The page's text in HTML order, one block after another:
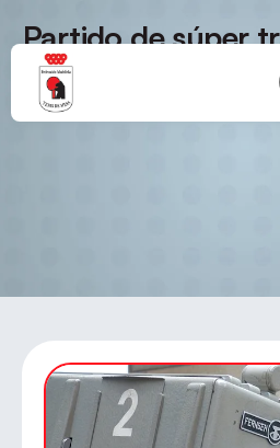
Partido de súper
internet